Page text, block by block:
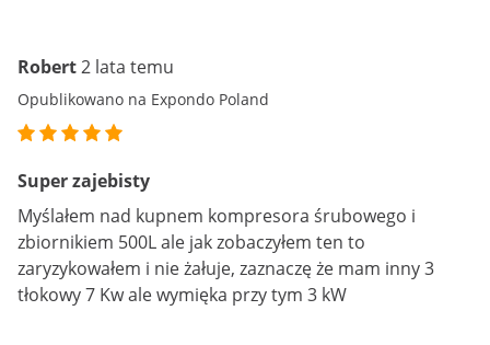
Robert2 lata temu
Opublikowano na Expondo Poland
Super zajebisty
Myślałem nad kupnem kompresora śrubowego i
zbiornikiem 500L ale jak zobaczyłem ten to
zaryzykowałem i nie żałuje, zaznaczę że mam inny 3
tłokowy 7 Kw ale wymięka przy tym 3 kW